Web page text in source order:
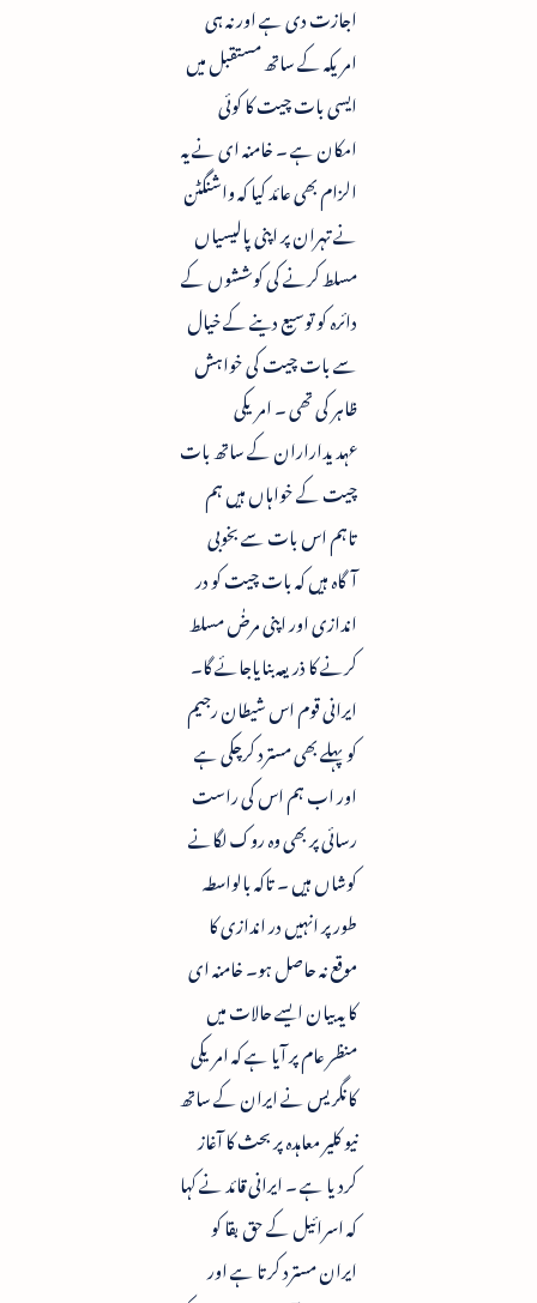
اجازت دی ہے اور نہ ہی
امریکہ کے ساتھ مستقبل میں
ایسی بات چیت کا کوئی
امکان ہے ۔ خامنہ ای نے یہ
الزام بھی عائد کیا کہ واشنگٹن
نے تہران پر اپنی پالیسیاں
مسلط کرنے کی کوششوں کے
دائرہ کو توسیع دینے کے خیال
سے بات چیت کی خواہش
ظاہر کی تھی ۔ امریکی
عہدیداراران کے ساتھ بات
چیت کے خواہاں ہیں ہم
تاہم اس بات سے بخوبی
آگاہ ہیں کہ بات چیت کو در
اندازی اور اپنی مرضٰ مسلط
کرنے کا ذریعہ بنایاجائے گا۔
ایرانی قوم اس شیطان رجیم
کو پہلے بھی مسترد کرچکی ہے
اور اب ہم اس کی راست
رسائی پر بھی وہ روک لگانے
کوشاں ہیں ۔ تاکہ بالواسطہ
طور پر انہیں در اندازی کا
موقع نہ حاصل ہو۔ خامنہ ای
کا یہ بیان ایسے حالات میں
منظر عام پر آیا ہے کہ امریکی
کانگریس نے ایران کے ساتھ
نیو کلیر معاہدہ پر بحث کا آغاز
کردیا ہے ۔ ایرانی قائد نے کہا
کہ اسرائیل کے حق بقا کو
ایران مسترد کرتا ہے اور